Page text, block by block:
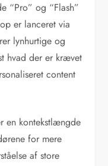
“Pro” og “Flash”
er lanceret via
lynhurtige og
hvad der er krævet
content
en kontekstlængde
for mere
af store